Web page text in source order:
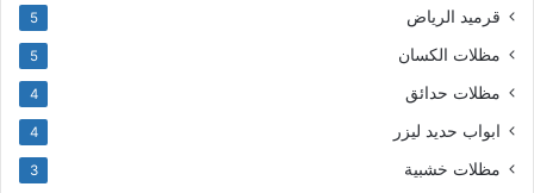
قرميد الرياض 5
مظلات الكسان 5
مظلات حدائق 4
ابواب حديد ليزر 4
مظلات خشبية 3